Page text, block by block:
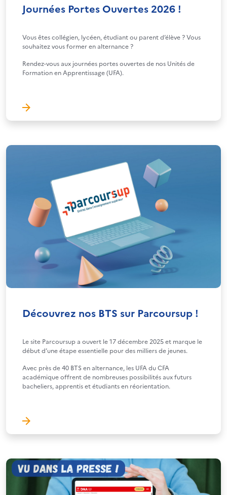
Journées Portes Ouvertes 2026 !
Vous êtes collégien, lycéen, étudiant ou parent d’élève ? Vous
souhaitez vous former en alternance ?
Rendez-vous aux journées portes ouvertes de nos Unités de
Formation en Apprentissage (UFA).
Découvrez nos BTS sur Parcoursup !
Le site Parcoursup a ouvert le 17 décembre 2025 et marque le
début d’une étape essentielle pour des milliers de jeunes.
Avec près de 40 BTS en alternance, les UFA du CFA
académique offrent de nombreuses possibilités aux futurs
bacheliers, apprentis et étudiants en réorientation.